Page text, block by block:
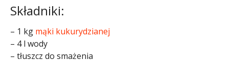
Składniki:
– 1 kg mąki kukurydzianej
– 4 l wody
– tłuszcz do smażenia